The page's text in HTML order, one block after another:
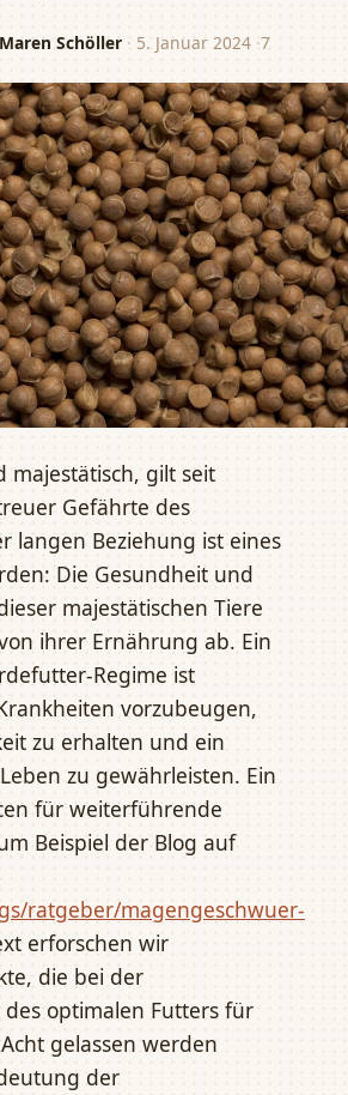
Maren Schöller · 5. Januar 2024 ·7
majestätisch, gilt seit
Gefährte des
langen Beziehung ist eines
Die Gesundheit und
majestätischen Tiere
ihrer Ernährung ab. Ein
Regime ist
vorzubeugen,
zu erhalten und ein
zu gewährleisten. Ein
für weiterführende
Beispiel der Blog auf
ratgeber/magengeschwuer-
erforschen wir
die bei der
optimalen Futters für
gelassen werden
der